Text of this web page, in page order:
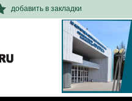
добавить в закладки